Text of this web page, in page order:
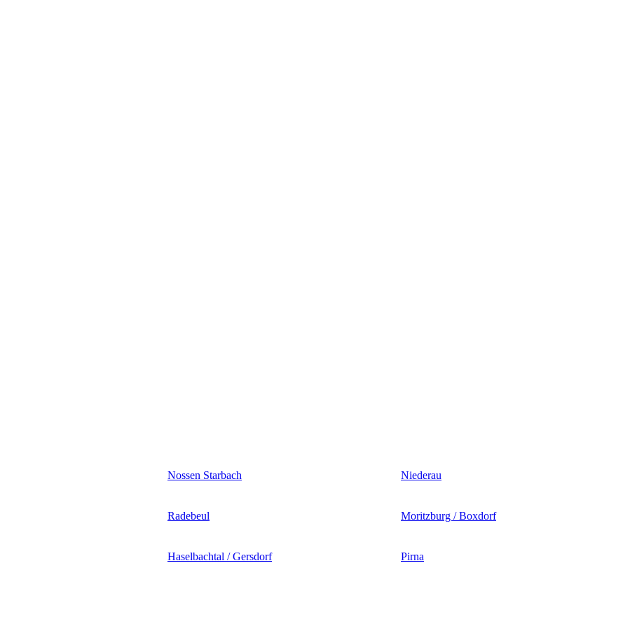
Nossen Starbach Niederau
Radebeul Moritzburg / Boxdorf
Haselbachtal / Gersdorf Pirna